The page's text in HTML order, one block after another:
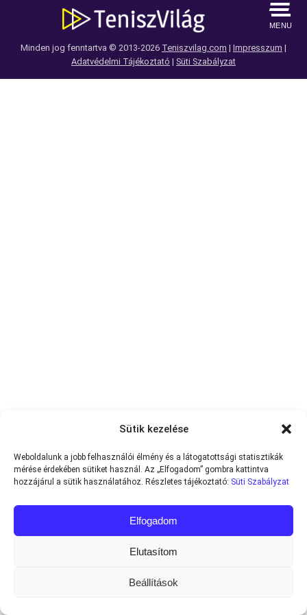
Sütik kezelése
Weboldalunk a jobb felhasználói élmény és a látogatottsági statisztikák
mérése érdekében sütiket használ. Az „Elfogadom” gombra kattintva
hozzájárul a sütik használatához. Részletes tájékoztató: Süti Szabályzat
Elfogadom
Elutasítom
Beállítások
MENU
Minden jog fenntartva © 2013-2026 Teniszvilag.com | Impresszum |
Adatvédelmi Tájékoztató | Süti Szabályzat